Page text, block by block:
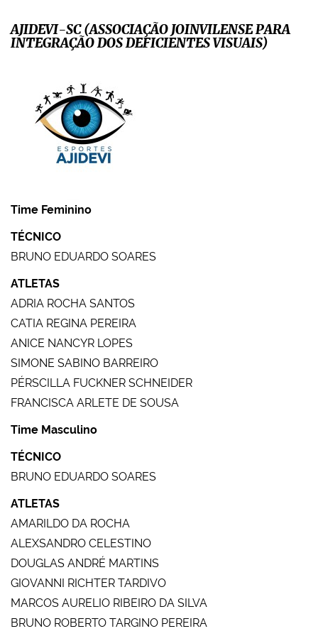
AJIDEVI-SC (ASSOCIAÇÃO JOINVILENSE PARA
INTEGRAÇÃO DOS DEFICIENTES VISUAIS)
Time Feminino
TÉCNICO
BRUNO EDUARDO SOARES
ATLETAS
ADRIA ROCHA SANTOS
CATIA REGINA PEREIRA
ANICE NANCYR LOPES
SIMONE SABINO BARREIRO
PÉRSCILLA FUCKNER SCHNEIDER
FRANCISCA ARLETE DE SOUSA
Time Masculino
TÉCNICO
BRUNO EDUARDO SOARES
ATLETAS
AMARILDO DA ROCHA
ALEXSANDRO CELESTINO
DOUGLAS ANDRÉ MARTINS
GIOVANNI RICHTER TARDIVO
MARCOS AURELIO RIBEIRO DA SILVA
BRUNO ROBERTO TARGINO PEREIRA